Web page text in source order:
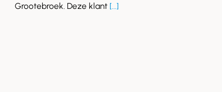
Grootebroek. Deze klant [...]